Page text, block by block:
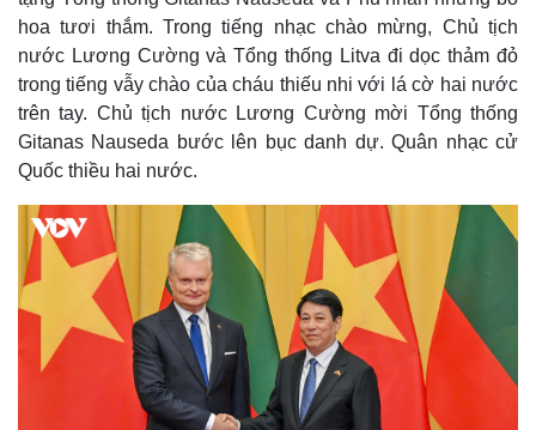
e
hoa tươi thắm. Trong tiếng nhạc chào mừng, Chủ tịch
nước Lương Cường và Tổng thống Litva đi dọc thảm đỏ
trong tiếng vẫy chào của cháu thiếu nhi với lá cờ hai nước
trên tay. Chủ tịch nước Lương Cường mời Tổng thống
Gitanas Nauseda bước lên bục danh dự. Quân nhạc cử
Quốc thiều hai nước.